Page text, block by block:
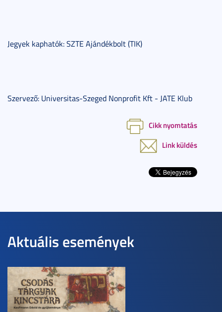
Jegyek kaphatók: SZTE Ajándékbolt (TIK)
Szervező: Universitas-Szeged Nonprofit Kft - JATE Klub
Cikk nyomtatás
Link küldés
Aktuális események